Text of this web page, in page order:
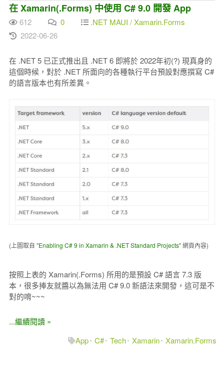
在 Xamarin(.Forms) 中使用 C# 9.0 開發 App
612 0
.NET MAUI / Xamarin.Forms
2022-06-26
在 .NET 5 已正式推出且 .NET 6 即將於 2022年初(?) 現真身的
這個時候，對於 .NET 所面向的各種執行平台預設對應撰寫 C#
的語言版本也有所差異。
(上圖取自 "Enabling C# 9 in Xamarin & .NET Standard Projects" 網頁內容)
按照上表的 Xamarin(.Forms) 所用的是預設 C# 語言 7.3 版
本，很多捧友就醬以為無法用 C# 9.0 新語法來開發，這可是不
對的唷~~~
...繼續閱讀 »
App C# Tech Xamarin Xamarin.Forms